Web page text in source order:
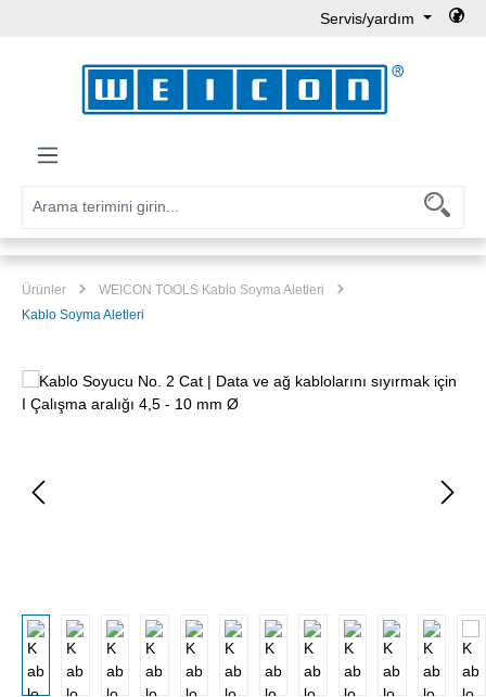
Servis/yardım
Ürünler
WEICON TOOLS Kablo Soyma Aletleri
Kablo Soyma Aletleri
Resim galerisini atla